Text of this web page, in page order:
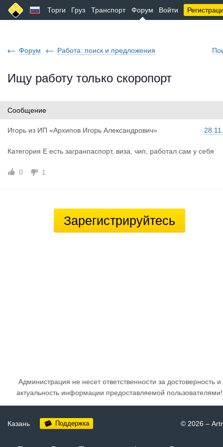
Торги Груз Транспорт Форум Войти
Форум Работа: поиск и предложения
Ищу работу только скоропорт
Сообщение
Игорь из ИП «Архипов Игорь Александрович»
Категория Е есть загранпаспорт, виза, чип, работал сам у себя
0 1
Зарегистрируйтесь
Администрация не несет ответственности за достоверность и
актуальность информации предоставляемой пользователями!
Казань Поддержка © 2026 –